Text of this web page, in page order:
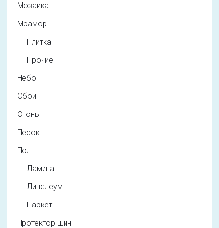
Мозаика
Мрамор
Плитка
Прочие
Небо
Обои
Огонь
Песок
Пол
Ламинат
Линолеум
Паркет
Протектор шин